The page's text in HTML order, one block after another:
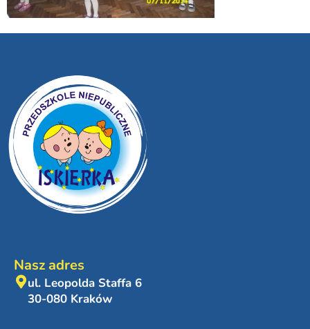
Nasz adres
ul. Leopolda Staffa 6
30-080 Kraków